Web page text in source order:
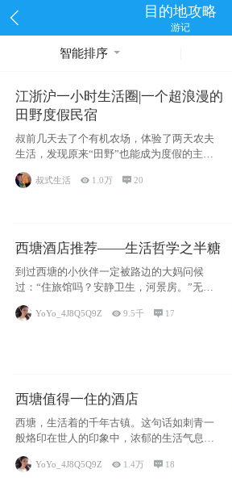
目的地攻略
游记
智能排序
江浙沪一小时生活圈|一个超浪漫的
田野度假民宿
叔前几天去了个有机农场，体验了两天农夫
生活，发现原来“田野”也能成为度假的主旋
律。江
叔式生活  1.0万 20
西塘酒店推荐——生活哲学之半糖
到过西塘的小伙伴一定被路边的大妈问候
过：“住旅馆吗？安静卫生，河景房。”无意
YoYo_4J8Q5Q9Z 9.5千  17
西塘值得一住的酒店
西塘，生活着的千年古镇。这句话如刺青一
般烙印在世人的印象中，浓郁的生活气息，
小桥流水
YoYo_4J8Q5Q9Z  1.4万  18